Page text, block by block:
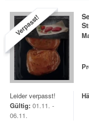
Verpasst!
Leider verpasst!
Gültig: 01.11. -
06.11.